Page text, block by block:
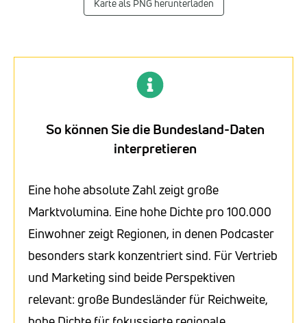
Karte als PNG herunterladen
So können Sie die Bundesland-Daten
interpretieren
Eine hohe absolute Zahl zeigt große
Marktvolumina. Eine hohe Dichte pro 100.000
Einwohner zeigt Regionen, in denen Podcaster
besonders stark konzentriert sind. Für Vertrieb
und Marketing sind beide Perspektiven
relevant: große Bundesländer für Reichweite,